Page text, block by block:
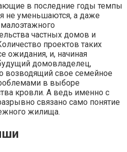
в последние годы темпы
не уменьшаются, а даже
частных домов и
проектов таких
ожидания, и, начиная
домовладелец,
возводящий свое семейное
в выборе
кровли. А ведь именно с
связано само понятие
жилища.